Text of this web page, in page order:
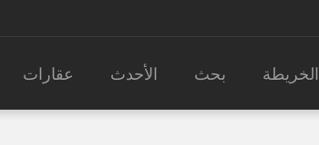
الخريطة بحث الأحدث عقارات